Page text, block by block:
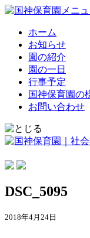
ホーム
お知らせ
園の紹介
園の一日
行事予定
国神保育園の
お問い合わせ
DSC_5095
2018年4月24日